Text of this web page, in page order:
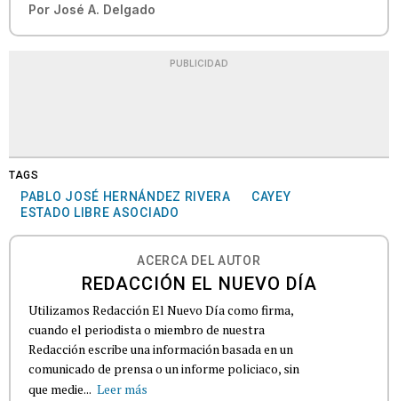
Por José A. Delgado
PUBLICIDAD
TAGS
PABLO JOSÉ HERNÁNDEZ RIVERA
CAYEY
ESTADO LIBRE ASOCIADO
ACERCA DEL AUTOR
REDACCIÓN EL NUEVO DÍA
Utilizamos Redacción El Nuevo Día como firma,
cuando el periodista o miembro de nuestra
Redacción escribe una información basada en un
comunicado de prensa o un informe policiaco, sin
que medie... Leer más